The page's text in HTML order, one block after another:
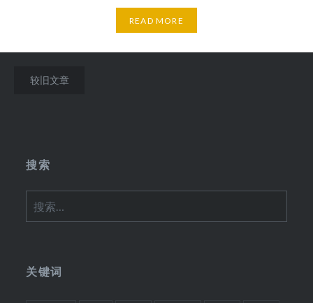
READ MORE
文较旧文章
搜索
索：
关键词